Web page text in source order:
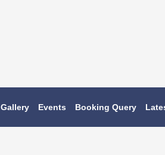
Gallery Events Booking Query